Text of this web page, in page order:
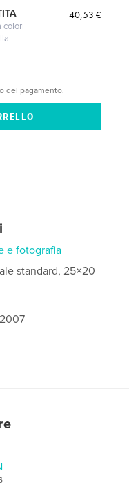
colori
40,53 €
del pagamento.
e fotografia
standard, 25×20